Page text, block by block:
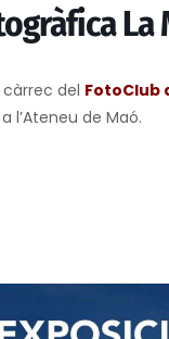
La
del FotoClub
l’Ateneu de Maó.